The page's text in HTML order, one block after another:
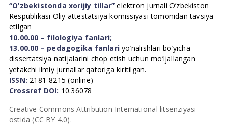
“O’zbekistonda xorijiy tillar” elektron jurnali O’zbekiston
Respublikasi Oliy attestatsiya komissiyasi tomonidan tavsiya
etilgan
10.00.00 – filologiya fanlari;
13.00.00 – pedagogika fanlari yo’nalishlari bo’yicha
dissertatsiya natijalarini chop etish uchun mo’ljallangan
yetakchi ilmiy jurnallar qatoriga kiritilgan.
ISSN: 2181-8215 (online)
Crossref DOI: 10.36078
Creative Commons Attribution International litsenziyasi
ostida (CC BY 4.0).